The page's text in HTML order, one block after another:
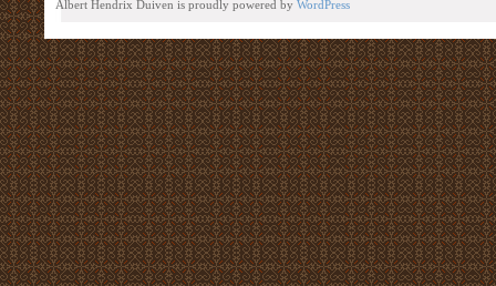
Albert Hendrix Duiven is proudly powered by WordPress